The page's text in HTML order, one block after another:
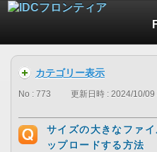
カテゴリー表示
No : 773 更新日時 : 2024/10/09
サイズの大きなファ
ップロードする方法